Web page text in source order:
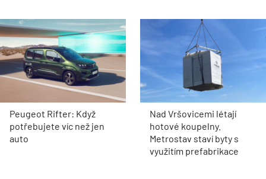
Peugeot Rifter: Když
potřebujete víc než jen
auto
Nad Vršovicemi létají
hotové koupelny.
Metrostav staví byty s
využitím prefabrikace